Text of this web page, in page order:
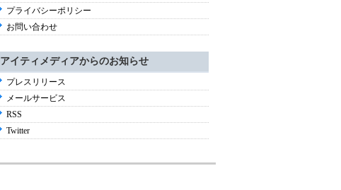
プライバシーポリシー
お問い合わせ
アイティメディアからのお知らせ
プレスリリース
メールサービス
RSS
Twitter